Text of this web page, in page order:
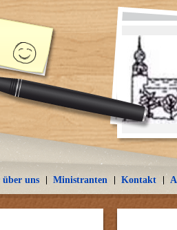
uns Ministranten Kontakt